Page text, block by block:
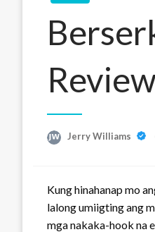
Jerry Williams
Kung hinahanap mo
lalong umiigting ang
mga nakaka-hook na